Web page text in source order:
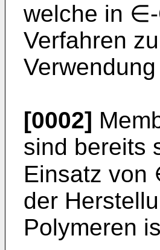
welche in
Verfahren
[0002]
sind bereits
Einsatz von
der
Polymeren